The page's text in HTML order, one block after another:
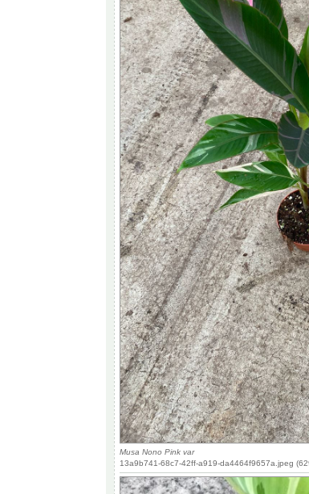
Musa Nono Pink var
13a9b741-68c7-42ff-a919-da4464f9657a.jpeg